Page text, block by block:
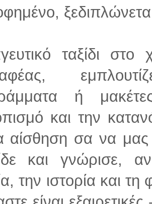
ταξίδι
ή
και την
αίσθηση σα να μας
και γνώρισε,
την ιστορία και